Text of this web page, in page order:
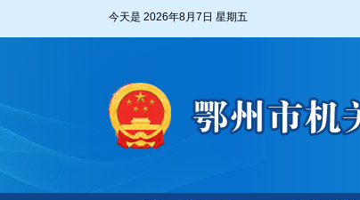
今天是 2026年8月7日 星期五